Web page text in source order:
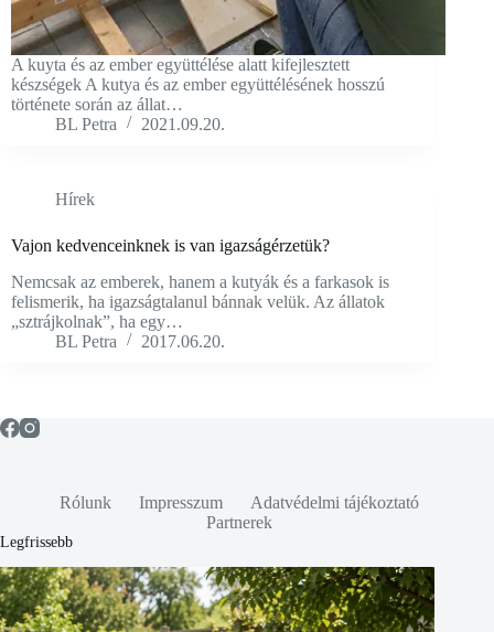
A kuyta és az ember együttélése alatt kifejlesztett
készségek A kutya és az ember együttélésének hosszú
története során az állat…
BL Petra
2021.09.20.
Hírek
Vajon kedvenceinknek is van igazságérzetük?
Nemcsak az emberek, hanem a kutyák és a farkasok is
felismerik, ha igazságtalanul bánnak velük. Az állatok
„sztrájkolnak”, ha egy…
BL Petra
2017.06.20.
Rólunk Impresszum
Adatvédelmi tájékoztató
Partnerek
Legfrissebb